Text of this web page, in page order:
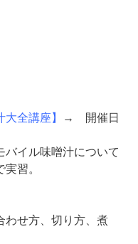
全講座】
→ 開催日
バイル味噌汁について
習。
わせ方、切り方、煮